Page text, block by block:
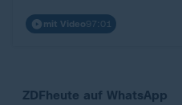
mit Video97:01
ZDFheute auf WhatsApp